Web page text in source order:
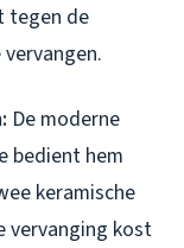
tegen de
De moderne
bedient hem
keramische
vervanging kost